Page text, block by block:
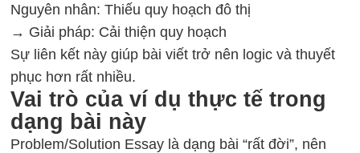
Nguyên nhân: Thiếu quy hoạch đô thị
→ Giải pháp: Cải thiện quy hoạch
Sự liên kết này giúp bài viết trở nên logic và thuyết
phục hơn rất nhiều.
Vai trò của ví dụ thực tế trong
dạng bài này
Problem/Solution Essay là dạng bài “rất đời”, nên